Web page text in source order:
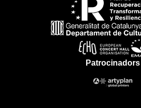
Patrocinadors